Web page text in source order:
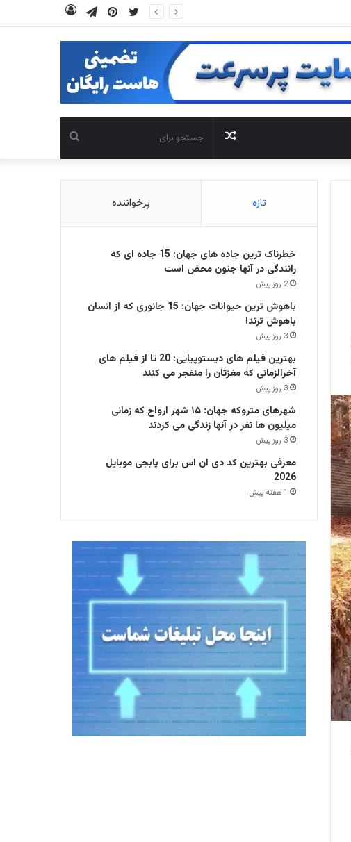
تلگرام
‫پین‌ترست توییتر
برای
نوشته
تصادفی
تازه پرخواننده
خطرناک ترین جاده های جهان: 15 جاده ای که
رانندگی در آنها جنون محض است
2 روز پیش
باهوش ترین حیوانات جهان: 15 جانوری که از انسان
باهوش ترند!
3 روز پیش
بهترین فیلم های دیستوپیایی: 20 تا از فیلم های
آخرالزمانی که مغزتان را منفجر می کنند
3 روز پیش
شهرهای متروکه جهان: ۱۵ شهر ارواح که زمانی
میلیون ها نفر در آنها زندگی می کردند
3 روز پیش
معرفی بهترین کد دی ان اس برای پابجی موبایل
2026
1 هفته پیش